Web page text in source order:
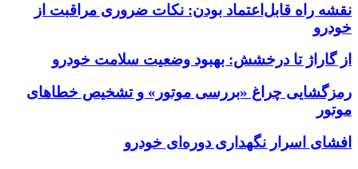
نقشه راه قابل‌اعتماد بودن: نکات ضروری مراقبت از
خودرو
از گاراژ تا درخشش: بهبود وضعیت سلامت خودرو
رمزگشایی چراغ «بررسی موتور» و تشخیص خطاهای
موتور
افشای اسرار نگهداری دوره‌ای خودرو